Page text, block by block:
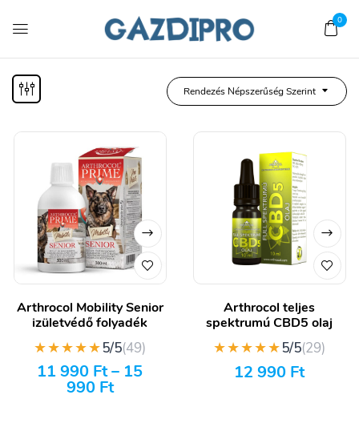
0
Rendezés Népszerűség Szerint
Arthrocol Mobility Senior
izületvédő folyadék
★★★★★5/5(49)
11 990 Ft– 15
990 Ft
Arthrocol teljes
spektrumú CBD5 olaj
★★★★★5/5(29)
12 990 Ft